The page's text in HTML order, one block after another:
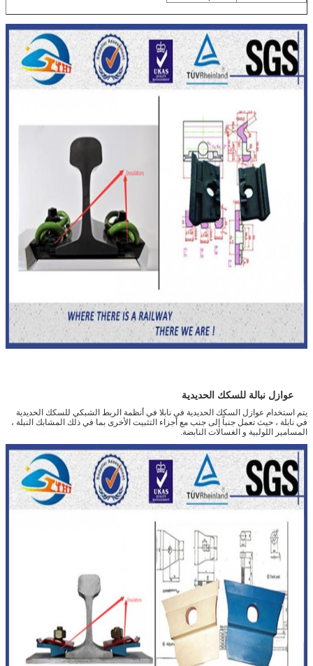
عوازل نبالة للسكك الحديدية
يتم استخدام عوازل السكك الحديدية في نابلا في أنظمة الربط الشبكي للسكك الحديدية
في نابلة ، حيث تعمل جنباً إلى جنب مع أجزاء التثبيت الأخرى بما في ذلك المشابك النبلة ،
المسامير اللولبية و الغسالات النابضة.